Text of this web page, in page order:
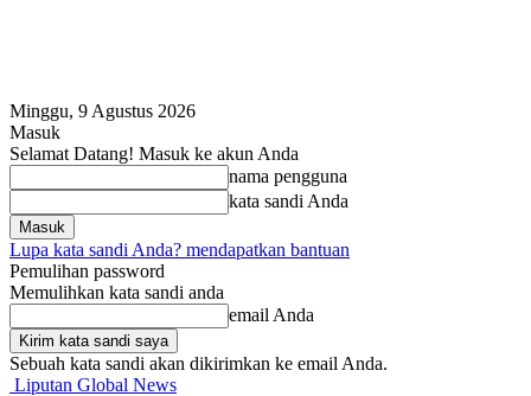
Minggu, 9 Agustus 2026
Masuk
Selamat Datang! Masuk ke akun Anda
nama pengguna
kata sandi Anda
Lupa kata sandi Anda? mendapatkan bantuan
Pemulihan password
Memulihkan kata sandi anda
email Anda
Sebuah kata sandi akan dikirimkan ke email Anda.
Liputan Global News